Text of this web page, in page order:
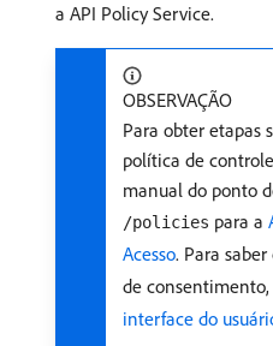
a API Policy Service.
OBSERVAÇÃO
Para obter etapas
política de
manual do ponto
/policies para a
Acesso. Para
de
interface do